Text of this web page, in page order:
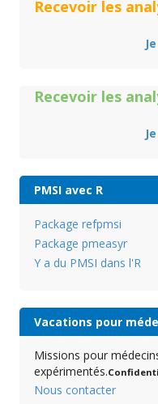
Recevoir les
Recevoir les
PMSI avec R
Package refpmsi
Package pmeasyr
Y a du PMSI dans l'R
Vacations pour
Missions pour
expérimentés.
Nous contacter